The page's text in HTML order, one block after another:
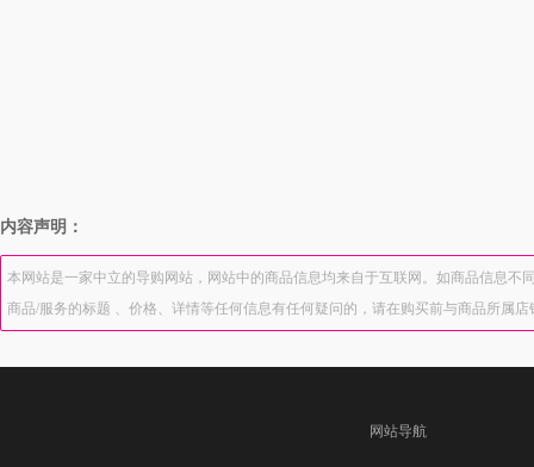
内容声明：
本网站是一家中立的导购网站，网站中的商品信息均来自于互联网。如商品信息
商品/服务的标题 、价格、详情等任何信息有任何疑问的，请在购买前与商品所属
网站导航